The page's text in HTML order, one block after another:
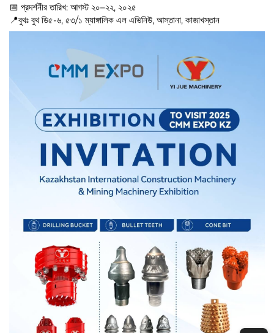
📅 প্রদর্শনীর তারিখ: আগস্ট ২০–২২, ২০২৫
📍বুথঃ বুথ ডি৫-৬, ৫৩/১ ম্যাঙ্গালিক এল এভিনিউ, আস্তানা, কাজাখস্তান